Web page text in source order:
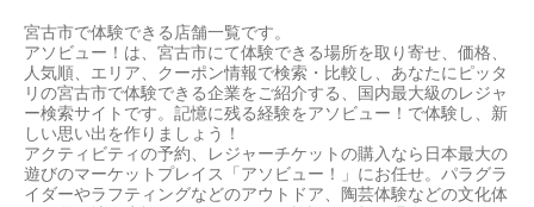
宮古市で体験できる店舗一覧です。
アソビュー！は、宮古市にて体験できる場所を取り寄せ、価格、
人気順、エリア、クーポン情報で検索・比較し、あなたにピッタ
リの宮古市で体験できる企業をご紹介する、国内最大級のレジャ
ー検索サイトです。記憶に残る経験をアソビュー！で体験し、新
しい思い出を作りましょう！
アクティビティの予約、レジャーチケットの購入なら日本最大の
遊びのマーケットプレイス「アソビュー！」にお任せ。パラグラ
イダーやラフティングなどのアウトドア、陶芸体験などの文化体